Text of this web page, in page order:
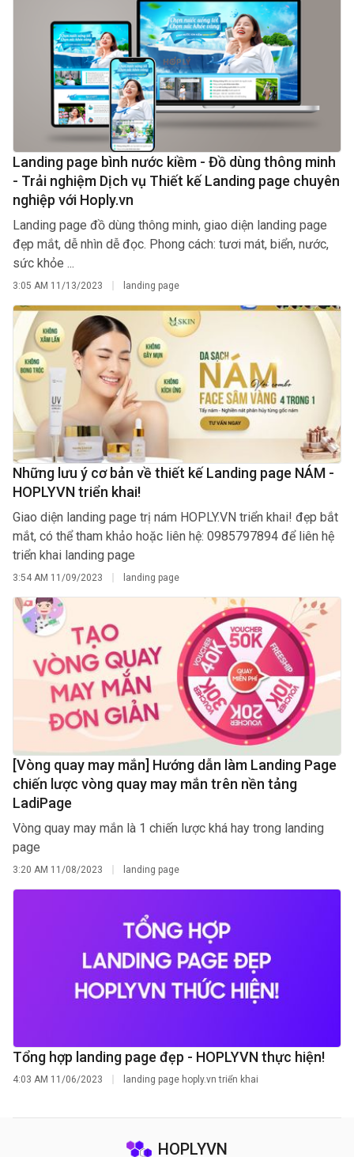
Landing page bình nước kiềm - Đồ dùng thông minh
- Trải nghiệm Dịch vụ Thiết kế Landing page chuyên
nghiệp với Hoply.vn
Landing page đồ dùng thông minh, giao diện landing page
đẹp mắt, dễ nhìn dễ đọc. Phong cách: tươi mát, biển, nước,
sức khỏe ...
3:05 AM 11/13/2023 landing page
Những lưu ý cơ bản về thiết kế Landing page NÁM -
HOPLYVN triển khai!
Giao diện landing page trị nám HOPLY.VN triển khai! đẹp bắt
mắt, có thể tham khảo hoặc liên hệ: 0985797894 để liên hệ
triển khai landing page
3:54 AM 11/09/2023 landing page
[Vòng quay may mắn] Hướng dẫn làm Landing Page
chiến lược vòng quay may mắn trên nền tảng
LadiPage
Vòng quay may mắn là 1 chiến lược khá hay trong landing
page
3:20 AM 11/08/2023 landing page
Tổng hợp landing page đẹp - HOPLYVN thực hiện!
4:03 AM 11/06/2023 landing page hoply.vn triển khai
HOPLYVN